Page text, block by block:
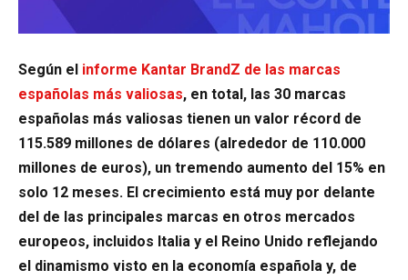
Según el informe Kantar BrandZ de las marcas
españolas más valiosas, en total, las 30 marcas
españolas más valiosas tienen un valor récord de
115.589 millones de dólares (alrededor de 110.000
millones de euros), un tremendo aumento del 15% en
solo 12 meses. El crecimiento está muy por delante
del de las principales marcas en otros mercados
europeos, incluidos Italia y el Reino Unido reflejando
el dinamismo visto en la economía española y, de